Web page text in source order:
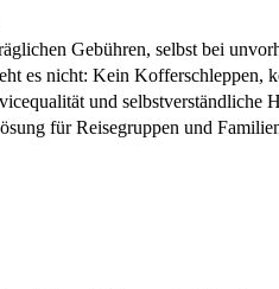
Gebühren, selbst bei
es nicht: Kein Kofferschleppen,
und selbstverständliche
für Reisegruppen und